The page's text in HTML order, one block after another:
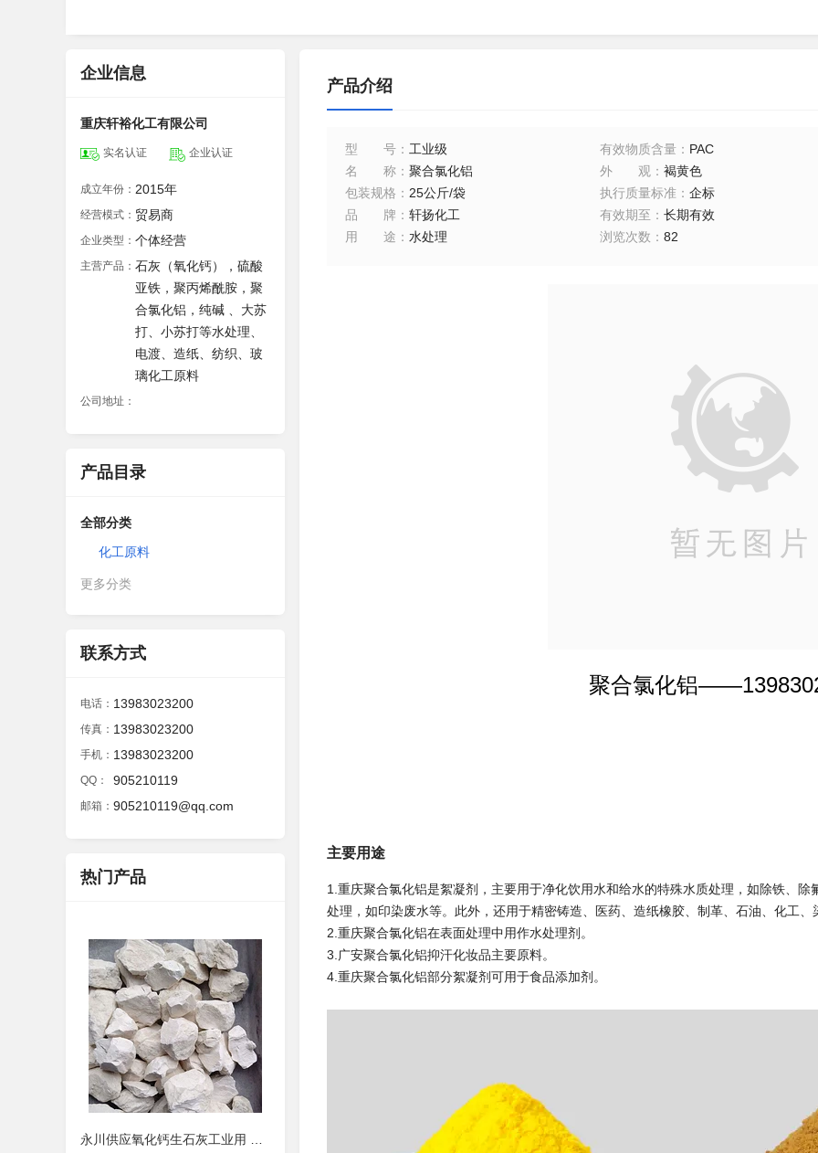
企业信息
重庆轩裕化工有限公司
实名认证 企业认证
成立年份： 2015年
经营模式： 贸易商
企业类型： 个体经营
主营产品： 石灰（氧化钙），硫酸
亚铁，聚丙烯酰胺，聚
合氯化铝，纯碱 、大苏
打、小苏打等水处理、
电渡、造纸、纺织、玻
璃化工原料
公司地址：
产品目录
全部分类
化工原料
更多分类
联系方式
电话： 13983023200
传真： 13983023200
手机： 13983023200
QQ： 905210119
邮箱： 905210119@qq.com
热门产品
产品介绍
型号 ： 工业级 有效物质含量： PAC
名称 ： 聚合氯化铝 外观 ： 褐黄色
包装规格 ： 25公斤/袋 执行质量标准： 企标
品牌 ： 轩扬化工 有效期至 ： 长期有效
用途 ： 水处理 浏览次数 ： 82
聚合氯化铝
主要用途
1.重庆聚合氯化铝是絮凝剂，主要用于净化饮用水和给水的特殊水质处理，如除铁、
处理，如印染废水等。此外，还用于精密铸造、医药、造纸橡胶、制革、石油、化工、
2.重庆聚合氯化铝在表面处理中用作水处理剂。
3.广安聚合氯化铝抑汗化妆品主要原料。
4.重庆聚合氯化铝部分絮凝剂可用于食品添加剂。